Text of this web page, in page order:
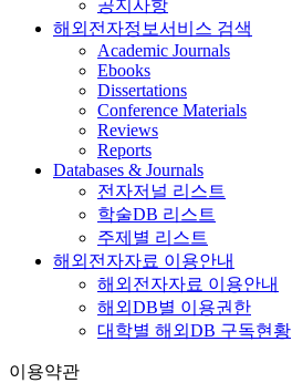
공지사항
해외전자정보서비스 검색
Academic Journals
Ebooks
Dissertations
Conference Materials
Reviews
Reports
Databases & Journals
전자저널 리스트
학술DB 리스트
주제별 리스트
해외전자자료 이용안내
해외전자자료 이용안내
해외DB별 이용권한
대학별 해외DB 구독현황
이용약관